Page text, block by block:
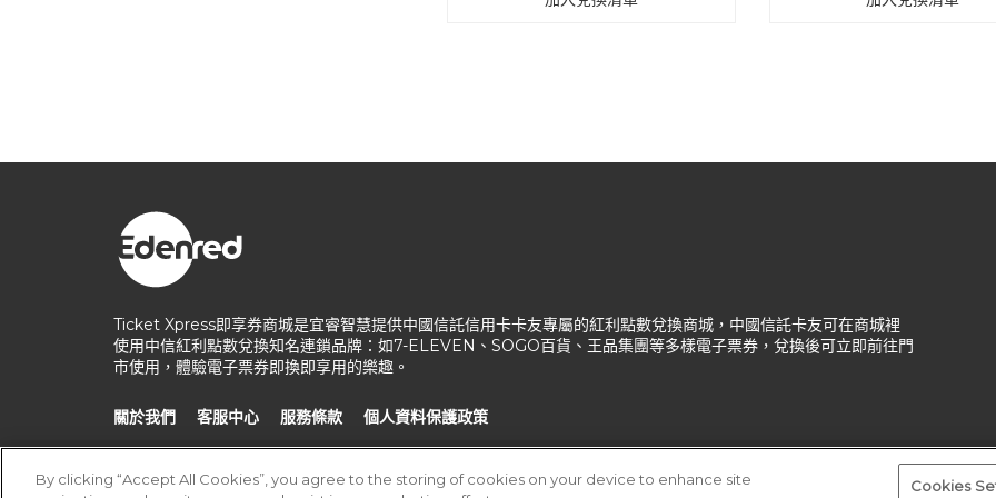
Ticket Xpress即享券商城是宜睿智慧提供中國信託信用卡卡友專屬的紅利點數兌換商城，中國信託卡友可在商城裡
使用中信紅利點數兌換知名連鎖品牌：如7-ELEVEN、SOGO百貨、王品集團等多樣電子票券，兌換後可立即前往門
市使用，體驗電子票券即換即享用的樂趣。
關於我們 客服中心 服務條款 個人資料保護政策
By clicking “Accept All Cookies”, you agree to the storing of cookies on your device to enhance site
Cookies